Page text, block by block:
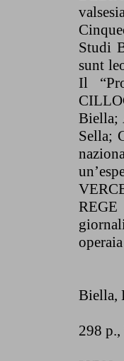
Studi
sunt
Il
Biella;
Sella;
Biella,
298